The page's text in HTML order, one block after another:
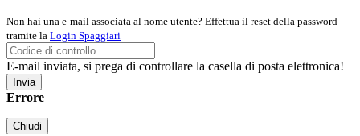
Non hai una e-mail associata al nome utente? Effettua il reset della password
tramite la Login Spaggiari
E-mail inviata, si prega di controllare la casella di posta elettronica!
Errore
Chiudi